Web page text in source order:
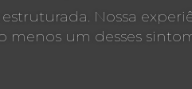
Nossa
um desses